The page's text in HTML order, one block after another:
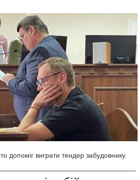
допоміг виграти тендер забудовнику.